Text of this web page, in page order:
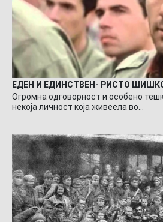
ЕДЕН И ЕДИНСТВЕН- РИСТО
Огромна одговорност и особено
некоја личност која живеела во…